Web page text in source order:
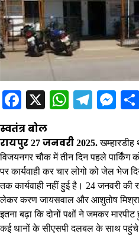
Facebook
X WhatsApp
स्वतंत्र बोल
रायपुर 27 जनवरी 2025.खम्हारडीह
विजयनगर चौक में तीन दिन पहले पार्किंग
पर कार्यवाही कर चार लोगो को जेल भेज
तक कार्यवाही नहीं हुई है। 24 जनवरी की
लेकर करण जायसवाल और आशुतोष मिश्रा
इतना बढ़ा कि दोनों पक्षों ने जमकर
कई थानों के सीएसपी दलबल के साथ